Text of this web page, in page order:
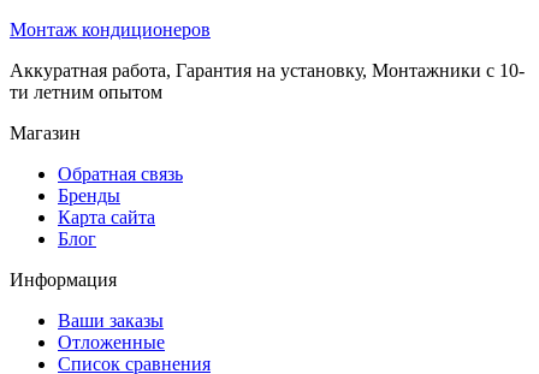
Монтаж кондиционеров
Аккуратная работа, Гарантия на установку, Монтажники с 10-
ти летним опытом
Магазин
Обратная связь
Бренды
Карта сайта
Блог
Информация
Ваши заказы
Отложенные
Список сравнения